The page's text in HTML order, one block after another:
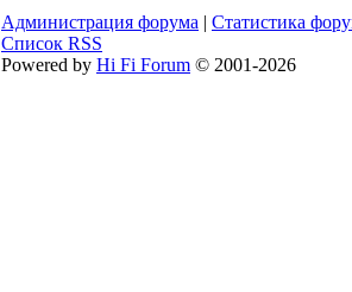
Администрация форума | Статистика
Список RSS
Powered by Hi Fi Forum © 2001-2026